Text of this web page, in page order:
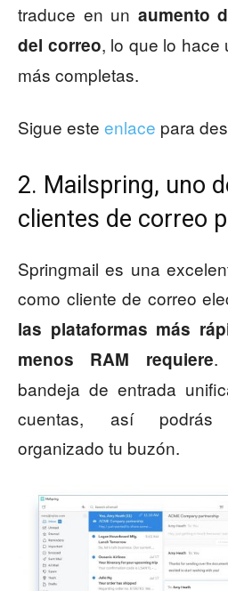
traduce en un aumento
del correo, lo que lo hace
más completas.
Sigue este enlace para
2. Mailspring, uno
clientes de correo
Springmail es una
como cliente de correo
las plataformas más
menos RAM requiere.
bandeja de entrada
cuentas, así podrás
organizado tu buzón.